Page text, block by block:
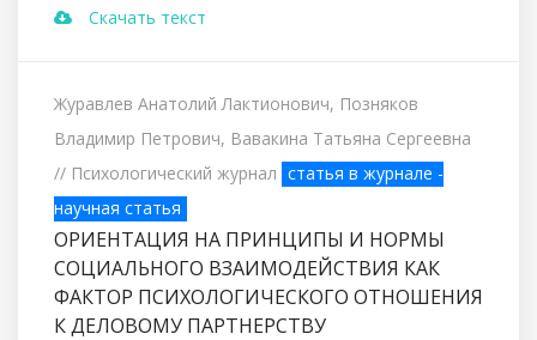
Скачать текст
Журавлев Анатолий Лактионович, Позняков
Владимир Петрович, Вавакина Татьяна Сергеевна
// Психологический журнал статья в журнале -
научная статья
ОРИЕНТАЦИЯ НА ПРИНЦИПЫ И НОРМЫ
СОЦИАЛЬНОГО ВЗАИМОДЕЙСТВИЯ КАК
ФАКТОР ПСИХОЛОГИЧЕСКОГО ОТНОШЕНИЯ
К ДЕЛОВОМУ ПАРТНЕРСТВУ